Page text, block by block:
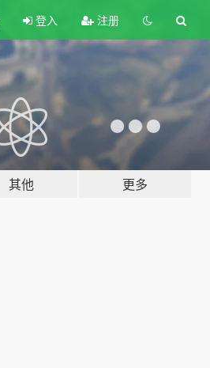
登入 注册
其他 更多